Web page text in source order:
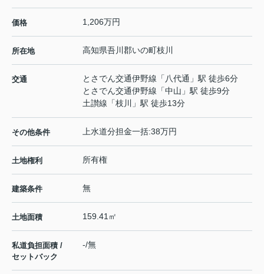
価格 1,206万円
所在地 高知県吾川郡いの町枝川
交通 とさでん交通伊野線 「 八代通 」駅 徒歩6分
とさでん交通伊野線 「中山 」駅 徒歩9分
土讃線 「枝川 」駅 徒歩13分
その他条件 上水道分担金一括:38万円
土地権利 所有権
建築条件 無
土地面積 159.41㎡
私道負担面積 /
セットバック
-/無